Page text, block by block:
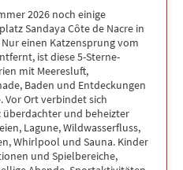
2026 noch einige
Sandaya Côte de Nacre in
einen Katzensprung vom
ist diese 5-Sterne-
mit Meeresluft,
Baden und Entdeckungen
Vor Ort verbindet sich
überdachter und beheizter
Lagune, Wildwasserfluss,
Whirlpool und Sauna. Kinder
und Spielbereiche,